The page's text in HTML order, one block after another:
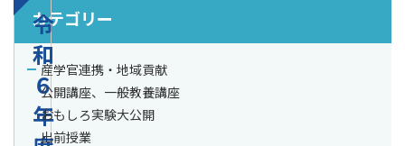
令
和
６
年
カテゴリー
産学官連携・地域貢献
公開講座、一般教養講座
おもしろ実験大公開
出前授業